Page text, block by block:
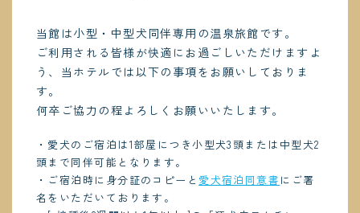
当館は小型・中型犬同伴専用の温泉旅館です。
ご利用される皆様が快適にお過ごしいただけますよ
う、当ホテルでは以下の事項をお願いしておりま
す。
何卒ご協力の程よろしくお願いいたします。
・愛犬のご宿泊は1部屋につき小型犬3頭または中型犬2
頭まで同伴可能となります。
・ご宿泊時に身分証のコピーと 愛犬宿泊同意書 にご署
名をいただいております。